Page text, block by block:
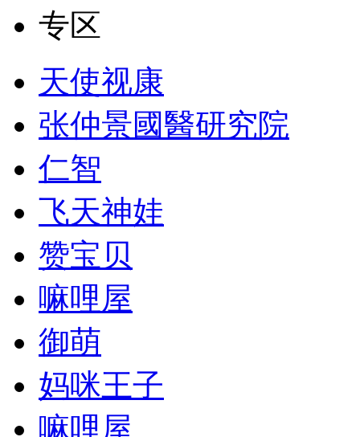
专区
天使视康
张仲景國醫研究院
仁智
飞天神娃
赞宝贝
嘛哩屋
御萌
妈咪王子
嘛哩屋